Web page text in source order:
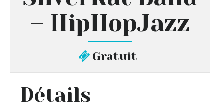
– HipHopJazz
Gratuit
Détails